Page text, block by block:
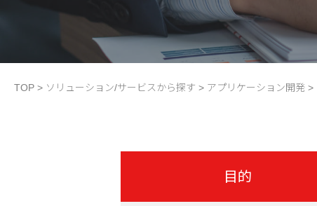
TOP > ソリューション/サービスから探す > アプリケーション開発 >
目的